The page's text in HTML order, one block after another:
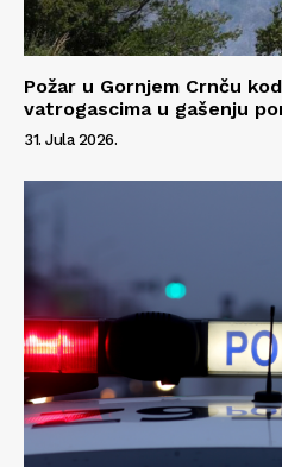
Info
O nama
Kontakt
Impressum
Požar u Gornjem Crnču
vatrogascima u gašenju
31. Jula 2026.